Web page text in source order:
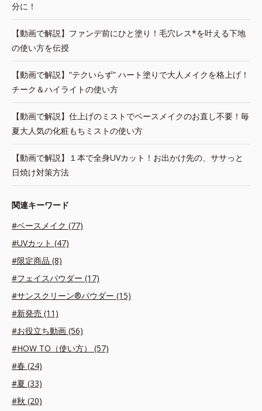
分に！
【動画で解説】ファンデ前にひと塗り！毛穴レス*を叶える下地
の使い方を伝授
【動画で解説】“テクいらず” ハート塗りで大人メイクを格上げ！
チーク＆ハイライトの使い方
【動画で解説】仕上げのミストでベースメイクのお直し不要！毎
夏大人気の化粧もちミストの使い方
【動画で解説】１本で全身UVカット！お出かけ先の、ササっと
日焼け対策方法
関連キーワード
#ベースメイク (77)
#UVカット (47)
#限定商品 (8)
#フェイスパウダー (17)
#サンスクリーン®パウダー (15)
#新発売 (11)
#お役立ち動画 (56)
#HOW TO（使い方） (57)
#春 (24)
#夏 (33)
#秋 (20)